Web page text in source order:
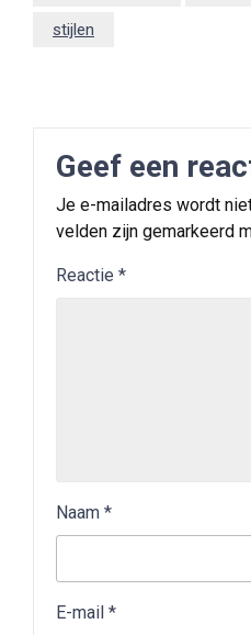
stijlen
Geef een
Je e-mailadres wordt
velden zijn gemarkeerd
Reactie *
Naam *
E-mail *